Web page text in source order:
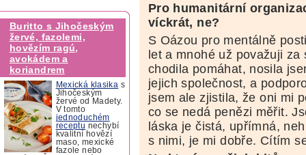
Buritto s Jihočeským
žervé, fazolemi,
hovězím ragú,
avokádem a
koriandrem
Mexická klasika s
Jihočeským
žervé od Madety.
V tomto
jednoduchém
receptu nechybí
kvalitní hovězí
maso, mexické
fazole nebo
Pro humanitární
víckrát, ne?
S Oázou pro mentálně
let a mnohé už považuji
chodila pomáhat, nosila
jejich společnost, a
jsem ale zjistila, že oni mi
co se nedá penězi měřit.
láska je čistá, upřímná,
s nimi, je mi dobře. Cítím